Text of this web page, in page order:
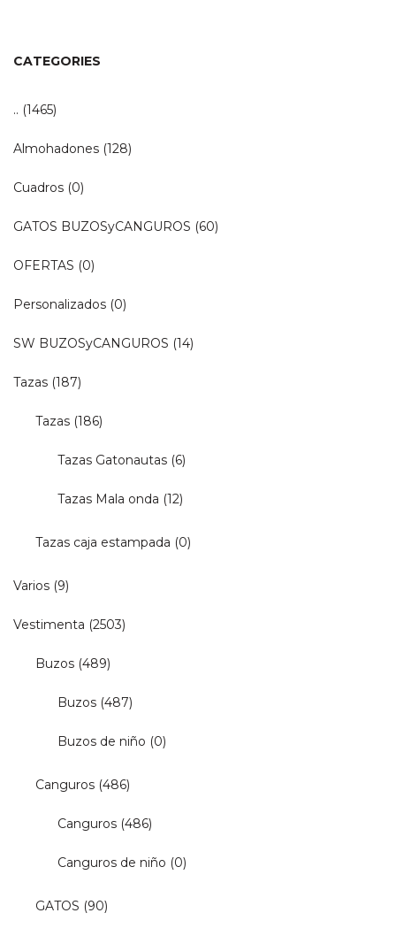
CATEGORIES
.. (1465)
Almohadones (128)
Cuadros (0)
GATOS BUZOSyCANGUROS (60)
OFERTAS (0)
Personalizados (0)
SW BUZOSyCANGUROS (14)
Tazas (187)
Tazas (186)
Tazas Gatonautas (6)
Tazas Mala onda (12)
Tazas caja estampada (0)
Varios (9)
Vestimenta (2503)
Buzos (489)
Buzos (487)
Buzos de niño (0)
Canguros (486)
Canguros (486)
Canguros de niño (0)
GATOS (90)